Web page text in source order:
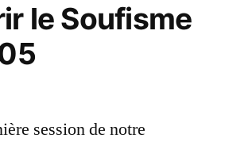
le Soufisme
session de notre